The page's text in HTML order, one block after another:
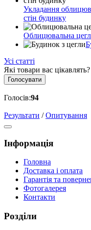
Укладання
стін будинку
Облицювальна
Усі статті
Які товари вас цікавлять?
Голосувати
Голосів:94
Результати /Опитування
Інформація
Головна
Доставка і оплата
Гарантія та
Фотогалерея
Контакти
Розділи